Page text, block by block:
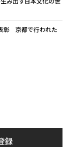
彰 京都で行われた
録